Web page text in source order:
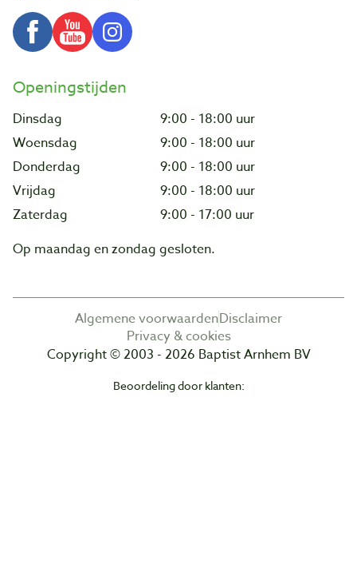
Openingstijden
Dinsdag
9:00 - 18:00 uur
Woensdag
9:00 - 18:00 uur
Donderdag
9:00 - 18:00 uur
Vrijdag
9:00 - 18:00 uur
Zaterdag
9:00 - 17:00 uur
Op maandag en zondag gesloten.
Algemene voorwaardenDisclaimer
Privacy & cookies
Copyright © 2003 - 2026 Baptist Arnhem BV
Beoordeling door klanten: